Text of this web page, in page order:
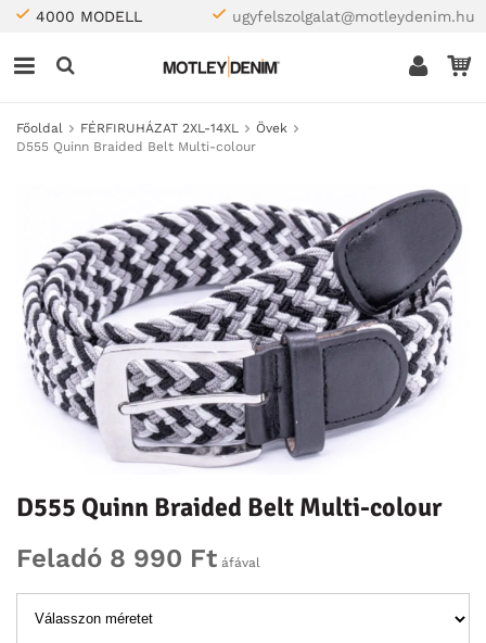
4000 MODELL ugyfelszolgalat@motleydenim.hu
Főoldal FÉRFIRUHÁZAT 2XL-14XL
Övek
D555 Quinn Braided Belt Multi-colour
D555 Quinn Braided Belt Multi-colour
Feladó 8 990 Ft áfával